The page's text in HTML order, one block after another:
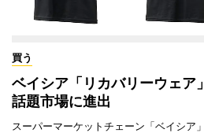
買う
ベイシア「リカバリーウェ
話題市場に進出
スーパーマーケットチェーン「ベイシア